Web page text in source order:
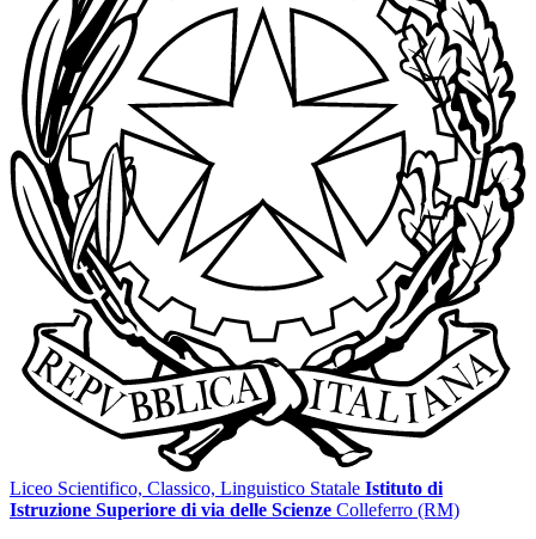
Liceo Scientifico, Classico, Linguistico Statale Istituto di
Istruzione Superiore di via delle Scienze Colleferro (RM)